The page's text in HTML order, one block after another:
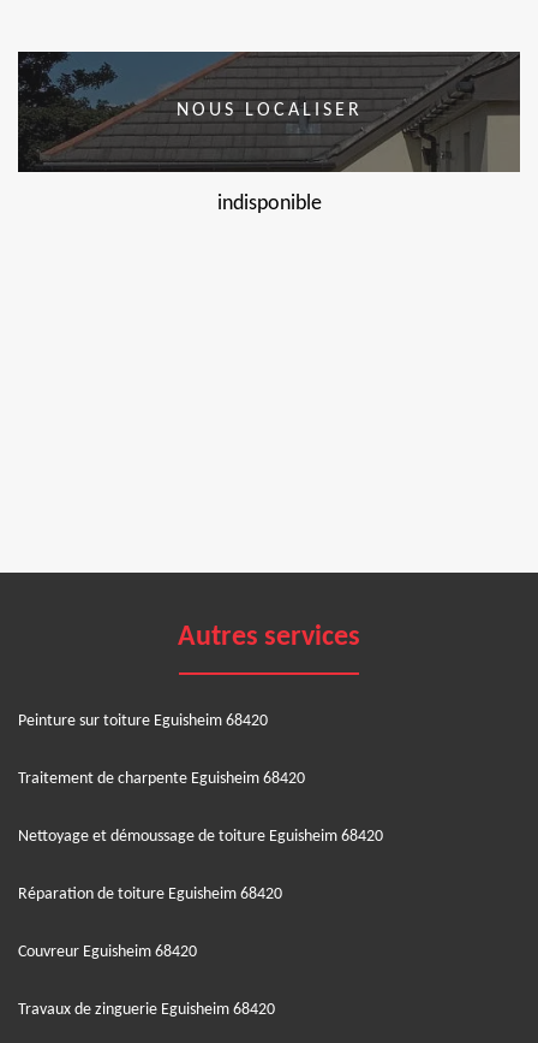
NOUS LOCALISER
indisponible
Autres services
Peinture sur toiture Eguisheim 68420
Traitement de charpente Eguisheim 68420
Nettoyage et démoussage de toiture Eguisheim 68420
Réparation de toiture Eguisheim 68420
Couvreur Eguisheim 68420
Travaux de zinguerie Eguisheim 68420